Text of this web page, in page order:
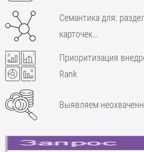
Семантика для:
карточек…
Приоритизация
Rank
Выявляем